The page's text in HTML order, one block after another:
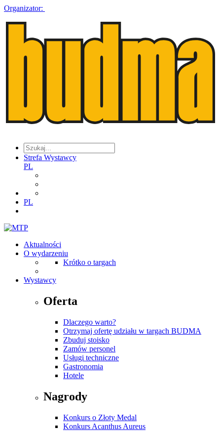
Organizator:
Strefa Wystawcy
PL
PL
Aktualności
O wydarzeniu
Krótko o targach
Wystawcy
Oferta
Dlaczego warto?
Otrzymaj ofertę udziału w targach BUDMA
Zbuduj stoisko
Zamów personel
Usługi techniczne
Gastronomia
Hotele
Nagrody
Konkurs o Złoty Medal
Konkurs Acanthus Aureus